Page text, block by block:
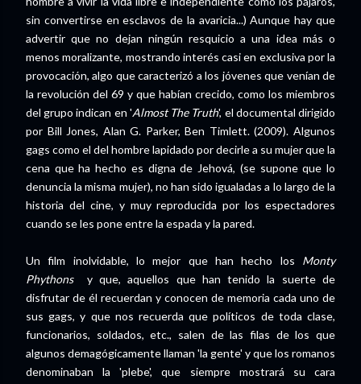
sin convertirse en esclavos de la avaricia...) Aunque hay que
advertir que no dejan ningún resquicio a una idea más o
menos moralizante, mostrando interés casi en exclusiva por la
provocación, algo que caracterizó a los jóvenes que venían de
la revolución del 69 y que habían crecido, como los miembros
del grupo indican en 'Almost The Truth', el documental dirigido
por Bill Jones, Alan G. Parker, Ben Timlett. (2009). Algunos
gags como el del hombre lapidado por decirle a su mujer que la
cena que ha hecho es digna de Jehová, (se supone que lo
denuncia la misma mujer), no han sido igualadas a lo largo de la
historia del cine, y muy reproducida por los espectadores
cuando se les pone entre la espada y la pared.
Un film inolvidable, lo mejor que han hecho los Monty
Phythons
y que, aquellos que han tenido la suerte de
disfrutar de él recuerdan y conocen de memoria cada uno de
sus gags, y que nos recuerda que políticos de toda clase,
funcionarios, soldados, etc., salen de las filas de los que
algunos demagógicamente llaman 'la gente' y que los romanos
denominaban la 'plebe', que siempre mostrará su cara